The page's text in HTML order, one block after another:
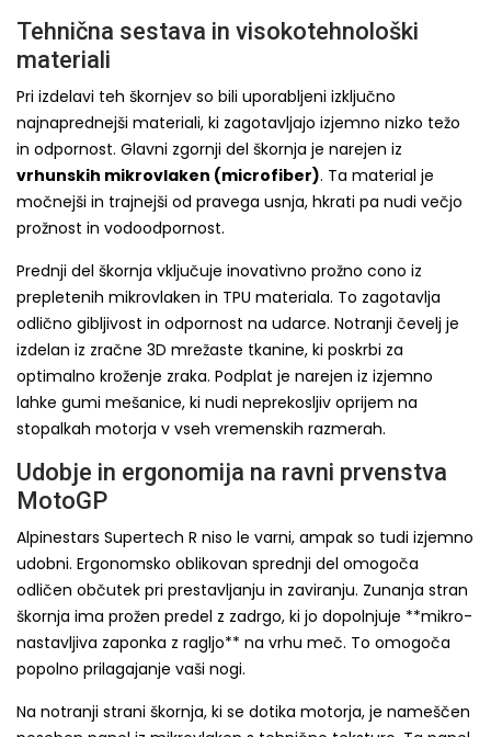
Tehnična sestava in visokotehnološki
materiali
Pri izdelavi teh škornjev so bili uporabljeni izključno
najnaprednejši materiali, ki zagotavljajo izjemno nizko težo
in odpornost. Glavni zgornji del škornja je narejen iz
vrhunskih mikrovlaken (microfiber). Ta material je
močnejši in trajnejši od pravega usnja, hkrati pa nudi večjo
prožnost in vodoodpornost.
Prednji del škornja vključuje inovativno prožno cono iz
prepletenih mikrovlaken in TPU materiala. To zagotavlja
odlično gibljivost in odpornost na udarce. Notranji čevelj je
izdelan iz zračne 3D mrežaste tkanine, ki poskrbi za
optimalno kroženje zraka. Podplat je narejen iz izjemno
lahke gumi mešanice, ki nudi neprekosljiv oprijem na
stopalkah motorja v vseh vremenskih razmerah.
Udobje in ergonomija na ravni prvenstva
MotoGP
Alpinestars Supertech R niso le varni, ampak so tudi izjemno
udobni. Ergonomsko oblikovan sprednji del omogoča
odličen občutek pri prestavljanju in zaviranju. Zunanja stran
škornja ima prožen predel z zadrgo, ki jo dopolnjuje **mikro-
nastavljiva zaponka z ragljo** na vrhu meč. To omogoča
popolno prilagajanje vaši nogi.
Na notranji strani škornja, ki se dotika motorja, je nameščen